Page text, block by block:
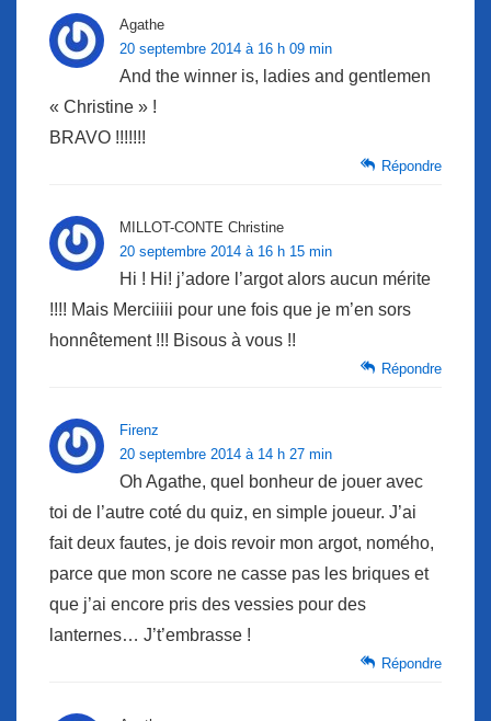
Agathe
20 septembre 2014 à 16 h 09 min
And the winner is, ladies and gentlemen
« Christine » !
BRAVO !!!!!!!
Répondre
MILLOT-CONTE Christine
20 septembre 2014 à 16 h 15 min
Hi ! Hi! j’adore l’argot alors aucun mérite
!!!! Mais Merciiiii pour une fois que je m’en sors
honnêtement !!! Bisous à vous !!
Répondre
Firenz
20 septembre 2014 à 14 h 27 min
Oh Agathe, quel bonheur de jouer avec
toi de l’autre coté du quiz, en simple joueur. J’ai
fait deux fautes, je dois revoir mon argot, nomého,
parce que mon score ne casse pas les briques et
que j’ai encore pris des vessies pour des
lanternes… J’t’embrasse !
Répondre